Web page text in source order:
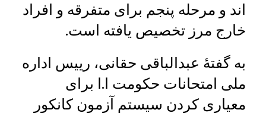
اند و مرحله پنجم برای متفرقه و افراد
خارج مرز تخصیص یافته است.
به گفتۀ عبدالباقی حقانی، رییس اداره
ملی امتحانات حکومت ا.ا برای
معیاری کردن سیستم آزمون کانکور